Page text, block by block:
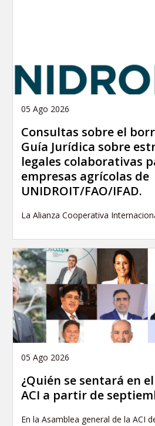
05 Ago 2026
Consultas sobre el
Guía Jurídica sobre
legales colaborativas
empresas agrícolas de
UNIDROIT/FAO/IFAD.
La Alianza Cooperativa
05 Ago 2026
¿Quién se sentará en
ACI a partir de
En la Asamblea general de la ACI